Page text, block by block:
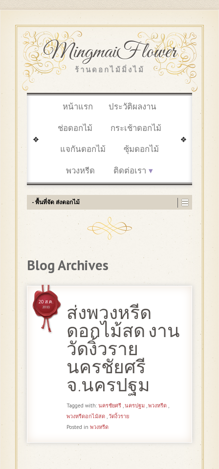
MingmaiFlower
ร้านดอกไม้มิ่งไม้
หน้าแรก
ประวัติผลงาน
ช่อดอกไม้
กระเช้าดอกไม้
แจกันดอกไม้
ซุ้มดอกไม้
พวงหรีด
ติดต่อเรา
- พื้นที่จัด ส่งดอกไม้
Blog Archives
ส่งพวงหรีด
ดอกไม้สด งาน
วัดงิ้วราย
นครชัยศรี
จ.นครปฐม
20 ส.ค.
2019
Tagged with: นครชัยศรี นครปฐม พวงหรีด
พวงหรีดอกไม้สด วัดงิ้วราย
Posted in พวงหรีด